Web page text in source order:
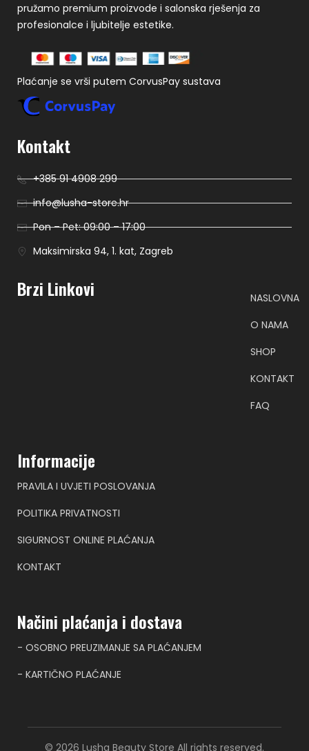
pružamo premium proizvode i salonska rješenja za
profesionalce i ljubitelje estetike.
Plaćanje se vrši putem CorvusPay sustava
Kontakt
+385 91 4908 299
info@lusha-store.hr
Pon – Pet: 09:00 – 17:00
Maksimirska 94, 1. kat, Zagreb
Brzi Linkovi
NASLOVNA
O NAMA
SHOP
KONTAKT
FAQ
Informacije
PRAVILA I UVJETI POSLOVANJA
POLITIKA PRIVATNOSTI
SIGURNOST ONLINE PLAĆANJA
KONTAKT
Načini plaćanja i dostava
- OSOBNO PREUZIMANJE SA PLAĆANJEM
- KARTIČNO PLAĆANJE
© 2026 Lusha Beauty Store All rights reserved.